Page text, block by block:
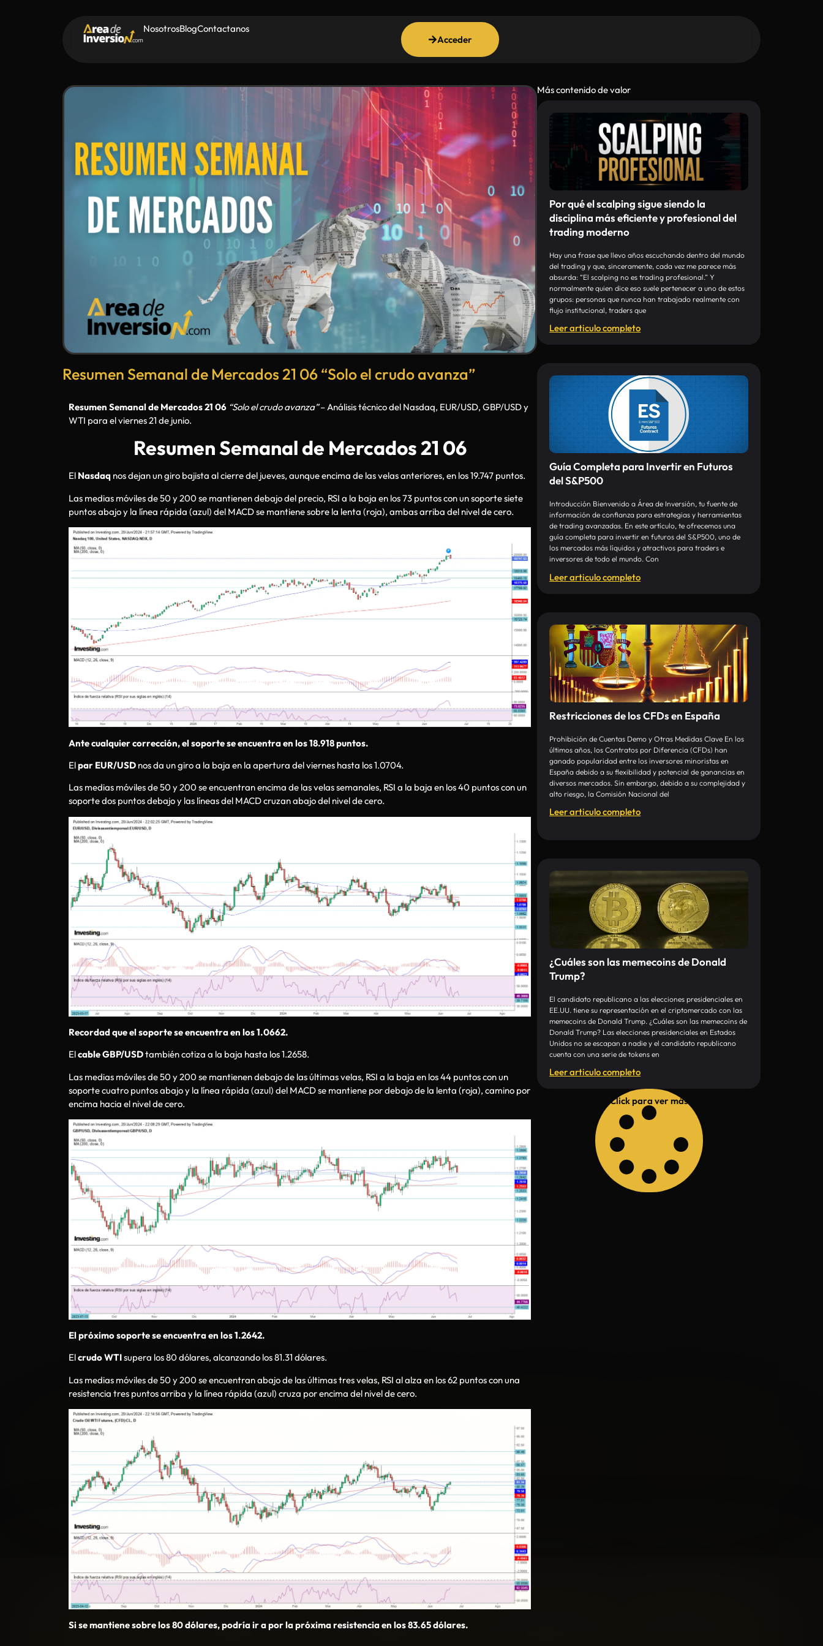
NosotrosBlogContactanos
Acceder
Resumen Semanal de Mercados 21 06 “Solo el crudo avanza”
Resumen Semanal de Mercados 21 06 “Solo el crudo avanza”– Análisis técnico del Nasdaq, EUR/USD, GBP/USD y
WTI para el viernes 21 de junio.
Resumen Semanal de Mercados 21 06
El Nasdaq nos dejan un giro bajista al cierre del jueves, aunque encima de las velas anteriores, en los 19.747 puntos.
Las medias móviles de 50 y 200 se mantienen debajo del precio, RSI a la baja en los 73 puntos con un soporte siete
puntos abajo y la línea rápida (azul) del MACD se mantiene sobre la lenta (roja), ambas arriba del nivel de cero.
Ante cualquier corrección, el soporte se encuentra en los 18.918 puntos.
Elpar EUR/USD nos da un giro a la baja en la apertura del viernes hasta los 1.0704.
Las medias móviles de 50 y 200 se encuentran encima de las velas semanales, RSI a la baja en los 40 puntos con un
soporte dos puntos debajo y las líneas del MACD cruzan abajo del nivel de cero.
Recordad que el soporte se encuentra en los 1.0662.
Elcable GBP/USDtambién cotiza a la baja hasta los 1.2658.
Las medias móviles de 50 y 200 se mantienen debajo de las últimas velas, RSI a la baja en los 44 puntos con un
soporte cuatro puntos abajo y la línea rápida (azul) del MACD se mantiene por debajo de la lenta (roja), camino por
encima hacia el nivel de cero.
El próximo soporte se encuentra en los 1.2642.
Elcrudo WTIsupera los 80 dólares, alcanzando los 81.31 dólares.
Las medias móviles de 50 y 200 se encuentran abajo de las últimas tres velas, RSI al alza en los 62 puntos con una
resistencia tres puntos arriba y la línea rápida (azul) cruza por encima del nivel de cero.
Si se mantiene sobre los 80 dólares, podría ir a por la próxima resistencia en los 83.65 dólares.
Más contenido de valor
Por qué el scalping sigue siendo la
disciplina más eficiente y profesional del
trading moderno
Hay una frase que llevo años escuchando dentro del mundo
del trading y que, sinceramente, cada vez me parece más
absurda: “El scalping no es trading profesional.” Y
normalmente quien dice eso suele pertenecer a uno de estos
grupos: personas que nunca han trabajado realmente con
flujo institucional, traders que
Leer articulo completo
Guía Completa para Invertir en Futuros
del S&P500
Introducción Bienvenido a Área de Inversión, tu fuente de
información de confianza para estrategias y herramientas
de trading avanzadas. En este artículo, te ofrecemos una
guía completa para invertir en futuros del S&P500, uno de
los mercados más líquidos y atractivos para traders e
inversores de todo el mundo. Con
Leer articulo completo
Restricciones de los CFDs en España
Prohibición de Cuentas Demo y Otras Medidas Clave En los
últimos años, los Contratos por Diferencia (CFDs) han
ganado popularidad entre los inversores minoristas en
España debido a su flexibilidad y potencial de ganancias en
diversos mercados. Sin embargo, debido a su complejidad y
alto riesgo, la Comisión Nacional del
Leer articulo completo
¿Cuáles son las memecoins de Donald
Trump?
El candidato republicano a las elecciones presidenciales en
EE.UU. tiene su representación en el criptomercado con las
memecoins de Donald Trump. ¿Cuáles son las memecoins de
Donald Trump? Las elecciones presidenciales en Estados
Unidos no se escapan a nadie y el candidato republicano
cuenta con una serie de tokens en
Leer articulo completo
Click para ver más